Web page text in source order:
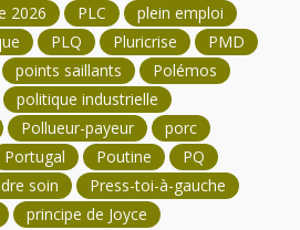
2026
PLC
plein emploi
PLQ Pluricrise
PMD
points saillants
Polémos
politique industrielle
Pollueur-payeur
porc
Portugal Poutine
PQ
soin
Press-toi-à-gauche
principe de Joyce